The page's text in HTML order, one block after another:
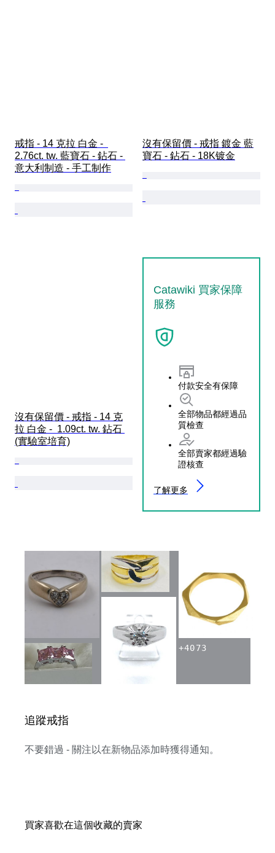
戒指 - 14 克拉 白金 -
2.76ct. tw. 藍寶石 - 鉆石 -
意大利制造 - 手工制作
沒有保留價 - 戒指 鍍金 藍
寶石 - 鉆石 - 18K镀金
沒有保留價 - 戒指 - 14 克
拉 白金 -  1.09ct. tw. 鉆石
(實驗室培育)
Catawiki 買家保障
服務
付款安全有保障
全部物品都經過品
質檢查
全部賣家都經過驗
證核查
了解更多
追蹤戒指
不要錯過 - 關注以在新物品添加時獲得通知。
+4073
買家喜歡在這個收藏的賣家